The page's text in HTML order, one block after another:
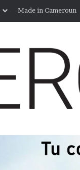
Made in Cameroun